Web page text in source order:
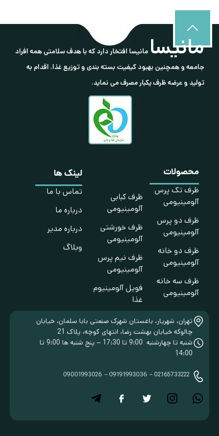
مانیسا مانیسا افتخار دارد که با هدف سلامتی همه افراد
جامعه و همچنین بهبود کیفیت بسته بندی و توزیع غذا، اقدام به
تولید و عرضه ظرف یکبار مصرف می نماید.
لینک ها
تماس با ما
درباره ما
درباره مدیر
وبلاگ
محصولات
ظرف تک پرس
آلومینیومی
ظرف دو پرس
آلومینیومی
ظرف دو خانه
آلومینیومی
ظرف سه خانه
آلومینیومی
ظرف کبابی
آلومینیومی
ظرف خورشتی
آلومینیومی
ظرف نیم پرس
آلومینیومی
فویل آلومینیوم
غذا
تهران، شهریار، باغستان شهرک صنعتی بابا سلمان، خیابان
چالوکه خیابان بهشت رضا، انتهای کوچه، پلاک 21
شنبه تا چهارشنبه 9:00 تا 17:30 – پنج شنبه ها 9:00 تا
14:00
02165733222
09191993036
09001993026